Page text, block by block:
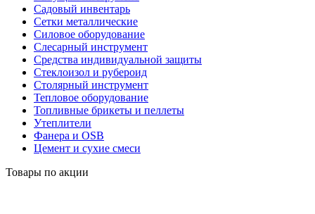
Садовый инвентарь
Сетки металлические
Силовое оборудование
Слесарный инструмент
Средства индивидуальной защиты
Стеклоизол и рубероид
Столярный инструмент
Тепловое оборудование
Топливные брикеты и пеллеты
Утеплители
Фанера и OSB
Цемент и сухие смеси
Товары по акции